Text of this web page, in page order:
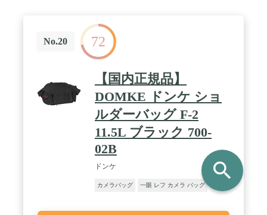
No.20 72
【国内正規品】
DOMKE ドンケ ショ
ルダーバッグ F-2
11.5L ブラック 700-
02B
ドンケ
カメラバッグ 一眼 レフ カメラ バッグ
search